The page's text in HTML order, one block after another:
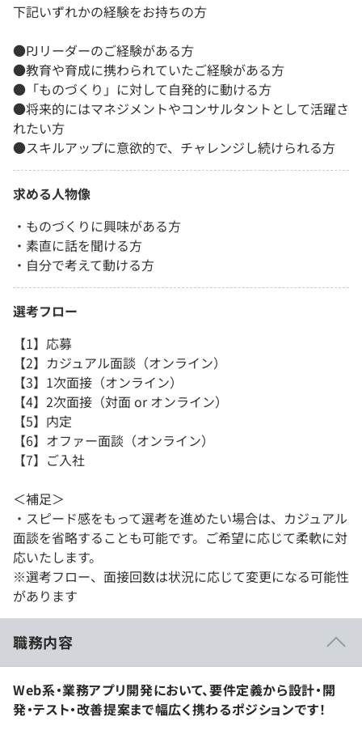
下記いずれかの経験をお持ちの方
●PJリーダーのご経験がある方
●教育や育成に携わられていたご経験がある方
●「ものづくり」に対して自発的に動ける方
●将来的にはマネジメントやコンサルタントとして活躍さ
れたい方
●スキルアップに意欲的で、チャレンジし続けられる方
求める人物像
・ものづくりに興味がある方
・素直に話を聞ける方
・自分で考えて動ける方
選考フロー
【1】応募
【2】カジュアル面談（オンライン）
【3】1次面接（オンライン）
【4】2次面接（対面 or オンライン）
【5】内定
【6】オファー面談（オンライン）
【7】ご入社
＜補足＞
・スピード感をもって選考を進めたい場合は、カジュアル
面談を省略することも可能です。ご希望に応じて柔軟に対
応いたします。
※選考フロー、面接回数は状況に応じて変更になる可能性
があります
職務内容
Web系・業務アプリ開発において、要件定義から設計・開
発・テスト・改善提案まで幅広く携わるポジションです！